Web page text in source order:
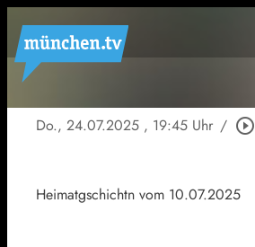
Do., 24.07.2025 , 19:45 Uhr / play_circle_outline
Heimatgschichtn vom 10.07.2025